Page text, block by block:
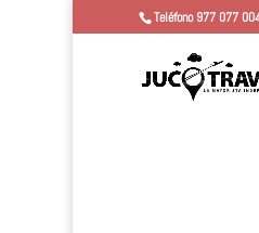
Teléfono 977 077